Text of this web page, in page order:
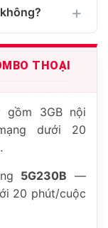
THOẠI
gồm 3GB nội
dưới 20
5G230B —
20 phút/cuộc